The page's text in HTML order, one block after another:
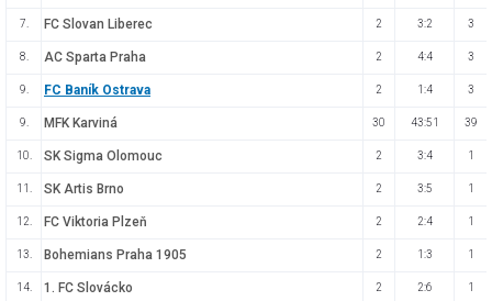
7. FC Slovan Liberec 2 3:2 3
8. AC Sparta Praha 2 4:4 3
9. FC Baník Ostrava 2 1:4 3
9. MFK Karviná 30 43:51 39
10. SK Sigma Olomouc 2 3:4 1
11. SK Artis Brno 2 3:5 1
12. FC Viktoria Plzeň 2 2:4 1
13. Bohemians Praha 1905 2 1:3 1
14. 1. FC Slovácko 2 2:6 1